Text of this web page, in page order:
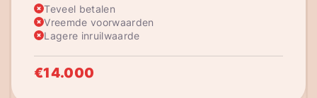
Teveel betalen
Vreemde voorwaarden
Lagere inruilwaarde
€14.000